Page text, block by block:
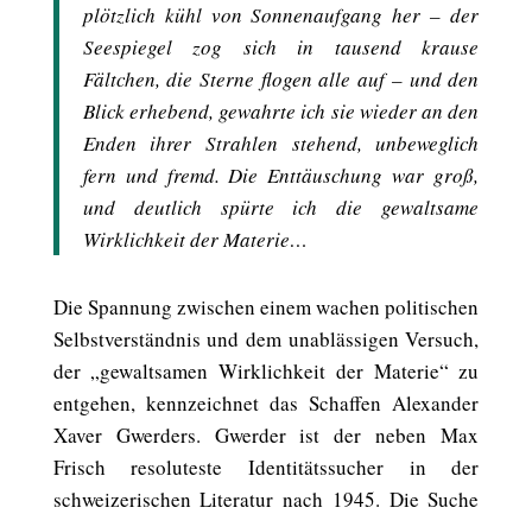
plötzlich kühl von Sonnenaufgang her – der
Seespiegel zog sich in tausend krause
Fältchen, die Sterne flogen alle auf – und den
Blick erhebend, gewahrte ich sie wieder an den
Enden ihrer Strahlen stehend, unbeweglich
fern und fremd. Die Enttäuschung war groß,
und deutlich spürte ich die gewaltsame
Wirklichkeit der Materie…
Die Spannung zwischen einem wachen politischen
Selbstverständnis und dem unablässigen Versuch,
der „gewaltsamen Wirklichkeit der Materie“ zu
entgehen, kennzeichnet das Schaffen Alexander
Xaver Gwerders. Gwerder ist der neben Max
Frisch resoluteste Identitätssucher in der
schweizerischen Literatur nach 1945. Die Suche